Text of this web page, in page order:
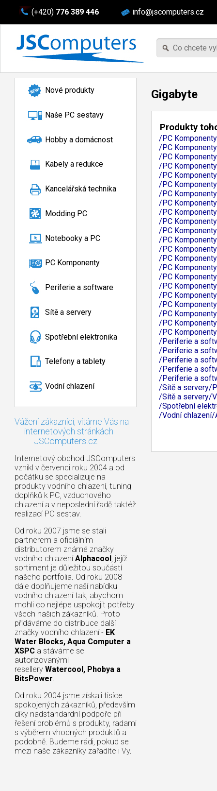
(+420) 776 389 446 info@jscomputers.cz
Nové produkty
Naše PC sestavy
Hobby a domácnost
Kabely a redukce
Kancelářská technika
Modding PC
Notebooky a PC
PC Komponenty
Periferie a software
Sítě a servery
Spotřební elektronika
Telefony a tablety
Vodní chlazení
Vážení zákazníci, vítáme Vás na
internetových stránkách
JSComputers.cz
Internetový obchod JSComputers
vznikl v červenci roku 2004 a od
počátku se specializuje na
produkty vodního chlazení, tuning
doplňků k PC, vzduchového
chlazení a v neposlední řadě taktéž
realizací PC sestav.
Od roku 2007 jsme se stali
partnerem a oficiálním
distributorem známé značky
vodního chlazení Alphacool, jejíž
sortiment je důležitou součástí
našeho portfolia. Od roku 2008
dále doplňujeme naší nabídku
vodního chlazení tak, abychom
mohli co nejlépe uspokojit potřeby
všech našich zákazníků. Proto
přidáváme do distribuce další
značky vodního chlazení - EK
Water Blocks, Aqua Computer a
XSPC a stáváme se
autorizovanými
resellery Watercool, Phobya a
BitsPower.
Od roku 2004 jsme získali tisíce
spokojených zákazníků, především
díky nadstandardní podpoře při
řešení problémů s produkty, radami
s výběrem vhodných produktů a
podobně. Budeme rádi, pokud se
mezi naše zákazníky zařadíte i Vy.
Gigabyte
Produkty
/PC
/PC
/PC
/PC
/PC
/PC
/PC
/PC
/PC
/PC
/PC
/PC
/PC
/PC
/PC
/PC
/PC
/PC
/PC
/PC
/PC
/PC
/Periferie a
/Periferie a
/Periferie a
/Periferie a
/Periferie a
/Sítě a servery/
/Sítě a servery/
/Spotřební
/Vodní chlazení/